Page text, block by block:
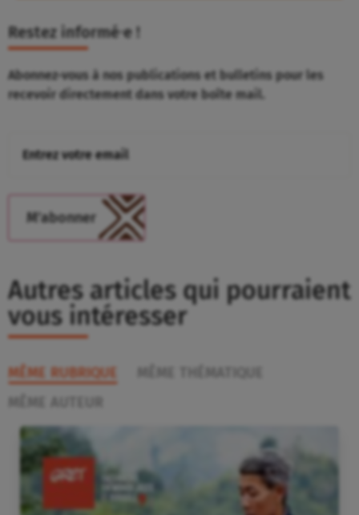
Restez informé⸱e !
Abonnez-vous à nos publications et bulletins pour les
recevoir directement dans votre boîte mail.
Autres articles qui pourraient
vous intéresser
MÊME RUBRIQUE